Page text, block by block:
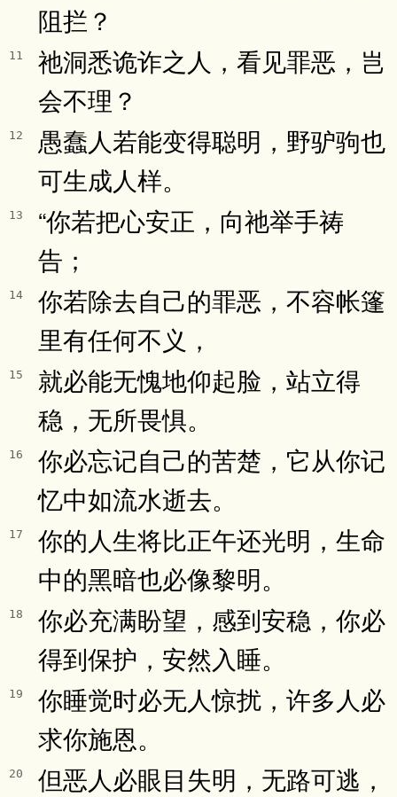
阻拦？
11
祂洞悉诡诈之人，看见罪恶，岂
会不理？
12
愚蠢人若能变得聪明，野驴驹也
可生成人样。
13
“你若把心安正，向祂举手祷
告；
14
你若除去自己的罪恶，不容帐篷
里有任何不义，
15
就必能无愧地仰起脸，站立得
稳，无所畏惧。
16
你必忘记自己的苦楚，它从你记
忆中如流水逝去。
17
你的人生将比正午还光明，生命
中的黑暗也必像黎明。
18
你必充满盼望，感到安稳，你必
得到保护，安然入睡。
19
你睡觉时必无人惊扰，许多人必
求你施恩。
20 但恶人必眼目失明，无路可逃，